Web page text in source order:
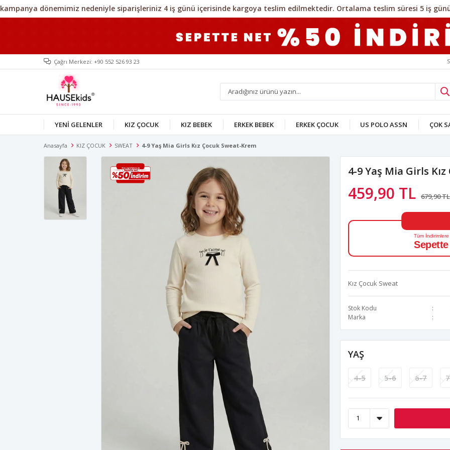
Çağrı Merkezi: +90 552 526 93 23
YENİ GELENLER KIZ ÇOCUK KIZ BEBEK ERKEK BEBEK ERKEK ÇOCUK US POLO ASSN ÇOK
Anasayfa KIZ ÇOCUK SWEAT 4-9 Yaş Mia Girls Kız Çocuk Sweat-Krem
4-9 Yaş Mia Girls
459,90 TL 679,90 TL
Tüm İndirimlere
Kız Çocuk Sweat
Stok Kodu
Marka
YAŞ
4-5 5-6 6-7